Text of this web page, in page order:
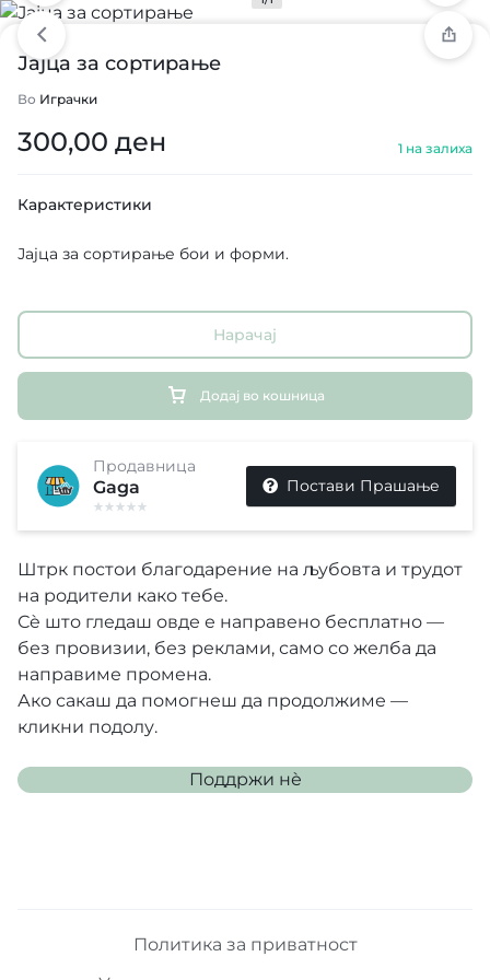
Јајца за сортирање
Во Играчки
300,00 ден 1 на залиха
Карактеристики
Јајца за сортирање бои и форми.
Додај во кошница
Нарачај
Продавница
Gaga Постави Прашање
Штрк постои благодарение на љубовта и трудот
на родители како тебе.
Сè што гледаш овде е направено бесплатно —
без провизии, без реклами, само со желба да
направиме промена.
Ако сакаш да помогнеш да продолжиме —
кликни подолу.
Поддржи нѐ
Политика за приватност